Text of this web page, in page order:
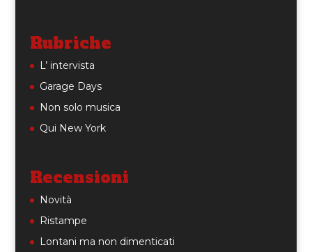
Rubriche
L’ intervista
Garage Days
Non solo musica
Qui New York
Recensioni
Novità
Ristampe
Lontani ma non dimenticati